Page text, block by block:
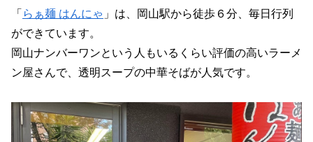
「 らぁ麺 はんにゃ 」は、岡山駅から徒歩６分、毎日行列
ができています。
岡山ナンバーワンという人もいるくらい評価の高いラーメ
ン屋さんで、透明スープの中華そばが人気です。